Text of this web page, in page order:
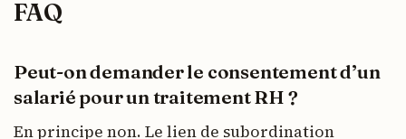
FAQ
Peut-on demander le consentement d’un
salarié pour un traitement RH ?
En principe non. Le lien de subordination